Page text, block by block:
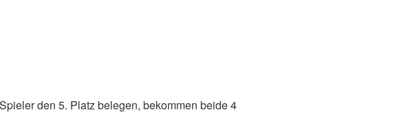
den 5. Platz belegen, bekommen beide 4